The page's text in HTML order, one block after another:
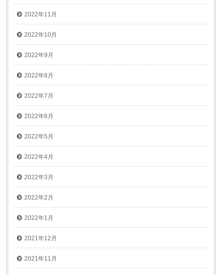
2022年11月
2022年10月
2022年9月
2022年8月
2022年7月
2022年6月
2022年5月
2022年4月
2022年3月
2022年2月
2022年1月
2021年12月
2021年11月